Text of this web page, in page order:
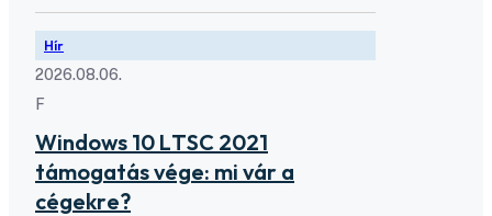
Hír
2026.08.06.
F
Windows 10 LTSC 2021
támogatás vége: mi vár a
cégekre?